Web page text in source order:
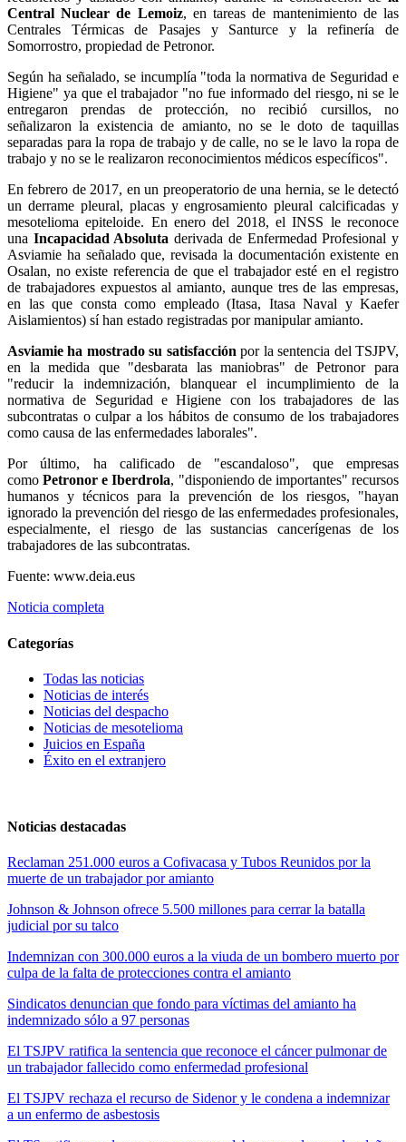
Central Nuclear de Lemoiz, en tareas de mantenimiento de las
Centrales Térmicas de Pasajes y Santurce y la refinería de
Somorrostro, propiedad de Petronor.
Según ha señalado, se incumplía "toda la normativa de Seguridad e
Higiene" ya que el trabajador "no fue informado del riesgo, ni se le
entregaron prendas de protección, no recibió cursillos, no
señalizaron la existencia de amianto, no se le doto de taquillas
separadas para la ropa de trabajo y de calle, no se le lavo la ropa de
trabajo y no se le realizaron reconocimientos médicos específicos".
En febrero de 2017, en un preoperatorio de una hernia, se le detectó
un derrame pleural, placas y engrosamiento pleural calcificadas y
mesotelioma epiteloide. En enero del 2018, el INSS le reconoce
una Incapacidad Absoluta derivada de Enfermedad Profesional y
Asviamie ha señalado que, revisada la documentación existente en
Osalan, no existe referencia de que el trabajador esté en el registro
de trabajadores expuestos al amianto, aunque tres de las empresas,
en las que consta como empleado (Itasa, Itasa Naval y Kaefer
Aislamientos) sí han estado registradas por manipular amianto.
Asviamie ha mostrado su satisfacción por la sentencia del TSJPV,
en la medida que "desbarata las maniobras" de Petronor para
"reducir la indemnización, blanquear el incumplimiento de la
normativa de Seguridad e Higiene con los trabajadores de las
subcontratas o culpar a los hábitos de consumo de los trabajadores
como causa de las enfermedades laborales".
Por último, ha calificado de "escandaloso", que empresas
como Petronor e Iberdrola, "disponiendo de importantes" recursos
humanos y técnicos para la prevención de los riesgos, "hayan
ignorado la prevención del riesgo de las enfermedades profesionales,
especialmente, el riesgo de las sustancias cancerígenas de los
trabajadores de las subcontratas.
Fuente: www.deia.eus
Noticia completa
Categorías
Todas las noticias
Noticias de interés
Noticias del despacho
Noticias de mesotelioma
Juicios en España
Éxito en el extranjero
Noticias destacadas
Reclaman 251.000 euros a Cofivacasa y Tubos Reunidos por la
muerte de un trabajador por amianto
Johnson & Johnson ofrece 5.500 millones para cerrar la batalla
judicial por su talco
Indemnizan con 300.000 euros a la viuda de un bombero muerto por
culpa de la falta de protecciones contra el amianto
Sindicatos denuncian que fondo para víctimas del amianto ha
indemnizado sólo a 97 personas
El TSJPV ratifica la sentencia que reconoce el cáncer pulmonar de
un trabajador fallecido como enfermedad profesional
El TSJPV rechaza el recurso de Sidenor y le condena a indemnizar
a un enfermo de asbestosis